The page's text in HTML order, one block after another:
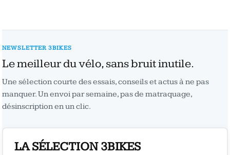
NEWSLETTER 3BIKES
Le meilleur du vélo, sans bruit inutile.
Une sélection courte des essais, conseils et actus à ne pas
manquer. Un envoi par semaine, pas de matraquage,
désinscription en un clic.
LA SÉLECTION 3BIKES